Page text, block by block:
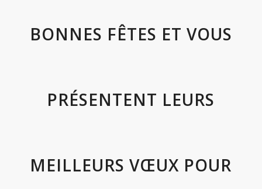
BONNES FÊTES ET VOUS
PRÉSENTENT LEURS
MEILLEURS VŒUX POUR